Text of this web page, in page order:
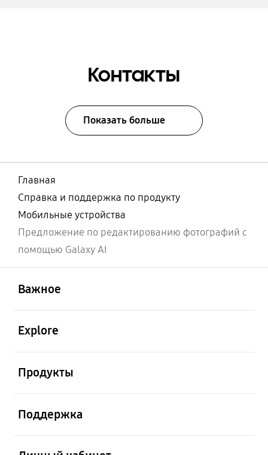
Контакты
Показать больше
Главная
Справка и поддержка по продукту
Мобильные устройства
Предложение по редактированию фотографий с
помощью Galaxy AI
Важное
Explore
Продукты
Поддержка